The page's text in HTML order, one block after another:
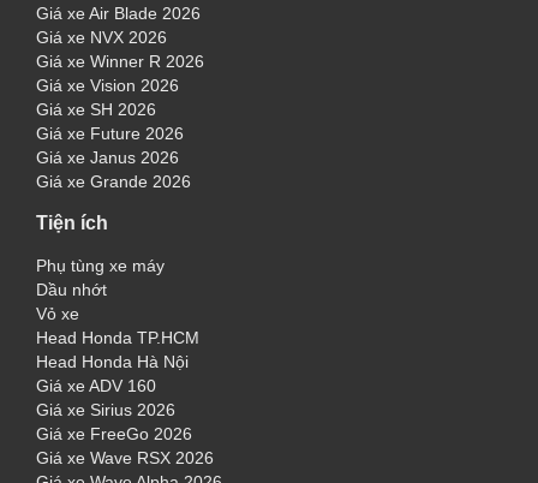
Giá xe Air Blade 2026
Giá xe NVX 2026
Giá xe Winner R 2026
Giá xe Vision 2026
Giá xe SH 2026
Giá xe Future 2026
Giá xe Janus 2026
Giá xe Grande 2026
Tiện ích
Phụ tùng xe máy
Dầu nhớt
Vỏ xe
Head Honda TP.HCM
Head Honda Hà Nội
Giá xe ADV 160
Giá xe Sirius 2026
Giá xe FreeGo 2026
Giá xe Wave RSX 2026